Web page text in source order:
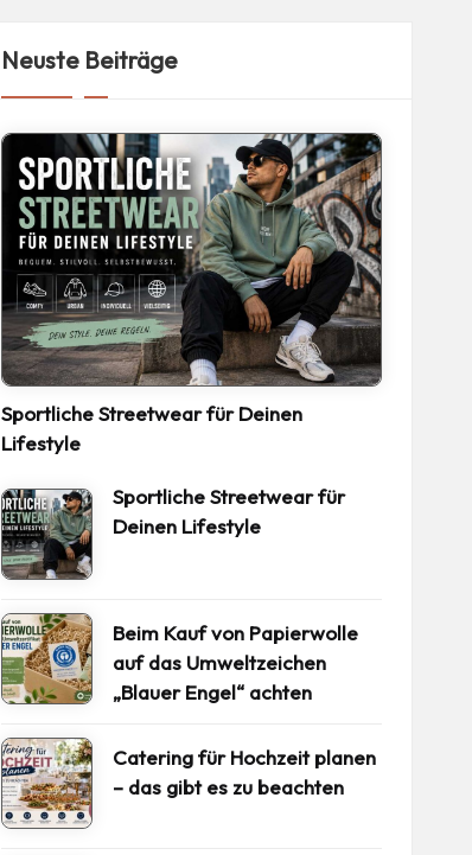
Neuste Beiträge
Sportliche Streetwear für Deinen
Lifestyle
Sportliche Streetwear für
Deinen Lifestyle
Beim Kauf von Papierwolle
auf das Umweltzeichen
„Blauer Engel“ achten
Catering für Hochzeit planen
– das gibt es zu beachten